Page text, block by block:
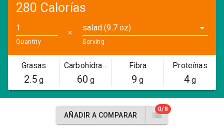
280 Calorías
Quantity
✕
salad (9.7 oz)
Serving
Grasas
2.5g
Carbohidratos
60 g
Fibra
9 g
Proteínas
4g
AÑADIR A COMPARAR
0/8